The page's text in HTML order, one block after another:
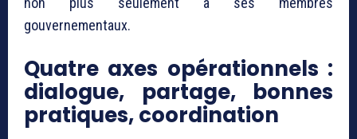
gouvernementaux.
Quatre axes opérationnels :
dialogue, partage, bonnes
pratiques, coordination